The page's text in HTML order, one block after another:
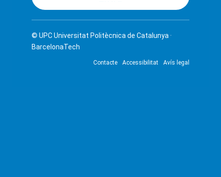
© UPCUniversitat Politècnica de Catalunya ·
BarcelonaTech
Contacte Accessibilitat Avís legal